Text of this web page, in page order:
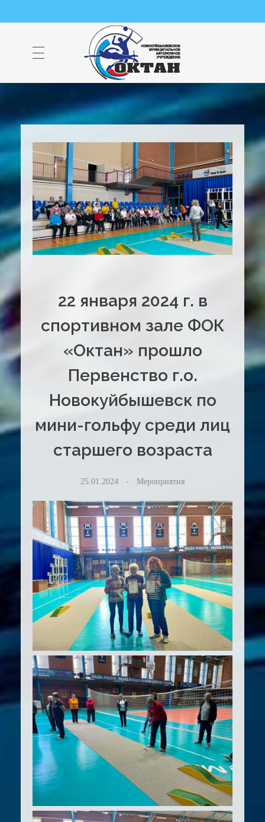
22 января 2024 г. в
спортивном зале ФОК
«Октан» прошло
Первенство г.о.
Новокуйбышевск по
мини-гольфу среди лиц
старшего возраста
25.01.2024 Мероприятия